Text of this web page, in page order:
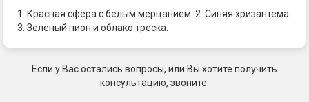
1. Красная сфера с белым мерцанием. 2. Синяя хризантема.
3. Зеленый пион и облако треска.
Если у Вас остались вопросы, или Вы хотите получить
консультацию, звоните: